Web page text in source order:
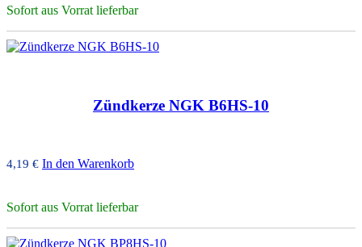
Sofort aus Vorrat lieferbar
Zündkerze NGK B6HS-10
4,19 € In den Warenkorb
Sofort aus Vorrat lieferbar